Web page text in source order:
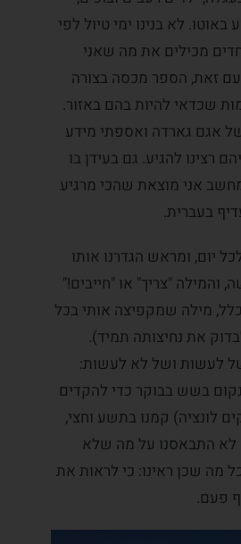
לא בנינו ימי טיול לפי
מכילים את מה שאני
זאת, הספר מכסה בצורה
שכדאי להיות בהם באזור.
אגם גארדה ואספתי מידע
רצינו להגיע. גם בעידן בו
אני מוצאת שהכי מרגיע
בעברית.
יום, ומראש הגדרנו אותו
והמילה "צריך" או "חייבים!"
מילה שמקפיצה אותי בכל
את נחיצותה תמיד).
לעשות ושל לא לעשות:
בשש בבוקר כדי להקדים
לונציה) קמנו בתשע וחצי,
לא התבאסנו על מה שלא
מה שכן ראינו: כי לראות את
פעם.